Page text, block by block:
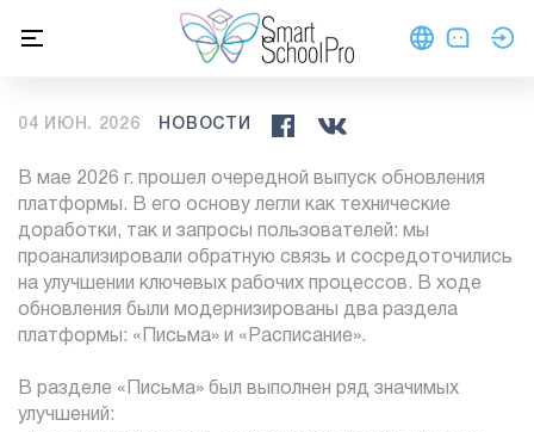
Обновление платформы
04 ИЮН. 2026 НОВОСТИ
В мае 2026 г. прошел очередной выпуск обновления
платформы. В его основу легли как технические
доработки, так и запросы пользователей: мы
проанализировали обратную связь и сосредоточились
на улучшении ключевых рабочих процессов. В ходе
обновления были модернизированы два раздела
платформы: «Письма» и «Расписание».
В разделе «Письма» был выполнен ряд значимых
улучшений: